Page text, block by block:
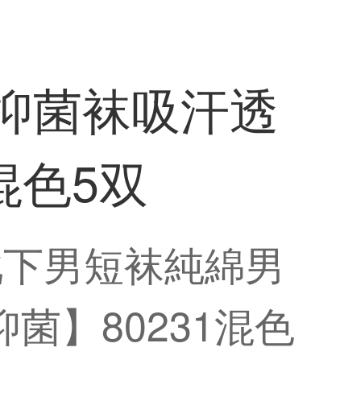
菌袜吸汗透
色5双
男短袜純綿男
菌】80231混色